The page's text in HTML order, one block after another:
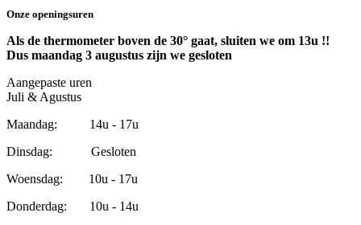
Onze openingsuren
Als de thermometer boven de 30° gaat, sluiten we om 13u !!
Dus maandag 3 augustus zijn we gesloten
Aangepaste uren
Juli & Agustus
Maandag: 14u - 17u
Dinsdag: Gesloten
Woensdag: 10u - 17u
Donderdag: 10u - 14u